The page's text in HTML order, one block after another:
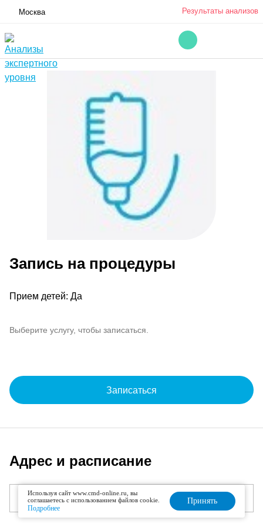
Москва Результаты анализов
Запись на процедуры
Прием детей: Да
Выберите услугу, чтобы записаться.
Записаться
Адрес и расписание
Используя сайт www.cmd-online.ru, вы
соглашаетесь с использованием файлов cookie.
Подробнее
Принять